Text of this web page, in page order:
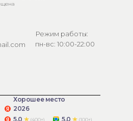
Режим работы:
пн-вс: 10:00-22:00
Хорошее место
2026
5.0
5.0